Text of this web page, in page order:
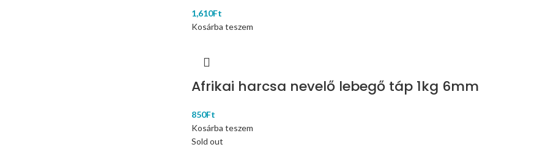
1,610Ft
Kosárba teszem
Afrikai harcsa nevelő lebegő táp 1kg 6mm
850Ft
Kosárba teszem
Sold out